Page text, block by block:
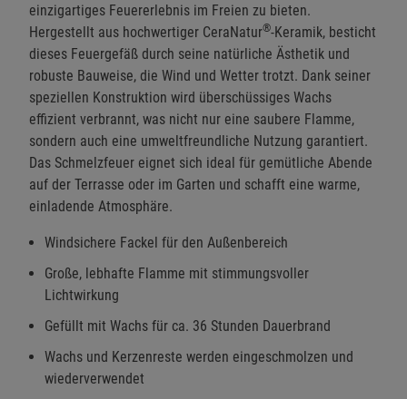
einzigartiges Feuererlebnis im Freien zu bieten.
Hergestellt aus hochwertiger CeraNatur®-Keramik, besticht
dieses Feuergefäß durch seine natürliche Ästhetik und
robuste Bauweise, die Wind und Wetter trotzt. Dank seiner
speziellen Konstruktion wird überschüssiges Wachs
effizient verbrannt, was nicht nur eine saubere Flamme,
sondern auch eine umweltfreundliche Nutzung garantiert.
Das Schmelzfeuer eignet sich ideal für gemütliche Abende
auf der Terrasse oder im Garten und schafft eine warme,
einladende Atmosphäre.
Windsichere Fackel für den Außenbereich
Große, lebhafte Flamme mit stimmungsvoller
Lichtwirkung
Gefüllt mit Wachs für ca. 36 Stunden Dauerbrand
Wachs und Kerzenreste werden eingeschmolzen und
wiederverwendet